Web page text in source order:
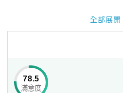
球
網
Located in the heart of Pingtung
the perfect accommodation for
travelers. As a family-owned
experiences for our guests by
comfortable rooms and a warm
convenient location, Wemeet
全部展開
78.5
滿意度